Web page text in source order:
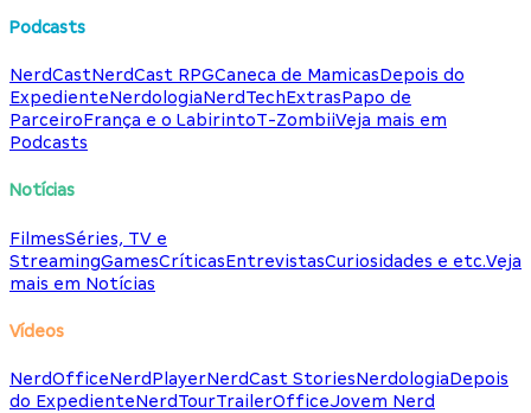
Podcasts
NerdCastNerdCast RPGCaneca de MamicasDepois do
ExpedienteNerdologiaNerdTechExtrasPapo de
ParceiroFrança e o LabirintoT-ZombiiVeja mais em
Podcasts
Notícias
FilmesSéries, TV e
StreamingGamesCríticasEntrevistasCuriosidades e etc.Veja
mais em Notícias
Vídeos
NerdOfficeNerdPlayerNerdCast StoriesNerdologiaDepois
do ExpedienteNerdTourTrailerOfficeJovem Nerd